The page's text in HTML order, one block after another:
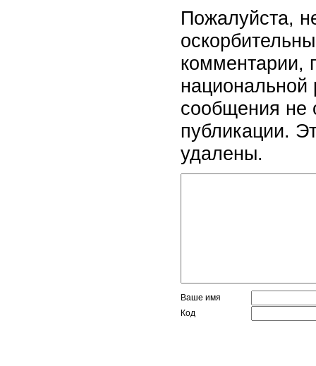
Пожалуйста,
комментарии,
национальной
сообщения не
публикации.
удалены.
Ваше имя
Код